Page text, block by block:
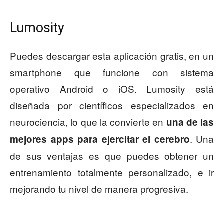
Lumosity
Puedes descargar esta aplicación gratis, en un
smartphone que funcione con sistema
operativo Android o iOS. Lumosity está
diseñada por científicos especializados en
neurociencia, lo que la convierte en una de las
mejores apps para ejercitar el cerebro. Una
de sus ventajas es que puedes obtener un
entrenamiento totalmente personalizado, e ir
mejorando tu nivel de manera progresiva.